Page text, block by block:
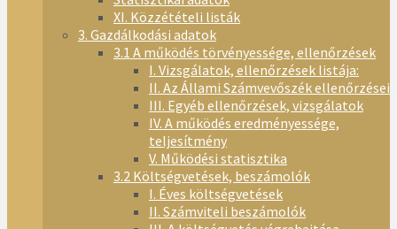
XI. Közzétételi listák
3. Gazdálkodási adatok
3.1 A működés törvényessége, ellenőrzések
I. Vizsgálatok, ellenőrzések listája:
II. Az Állami Számvevőszék ellenőrzései
III. Egyéb ellenőrzések, vizsgálatok
IV. A működés eredményessége,
teljesítmény
V. Működési statisztika
3.2 Költségvetések, beszámolók
I. Éves költségvetések
II. Számviteli beszámolók